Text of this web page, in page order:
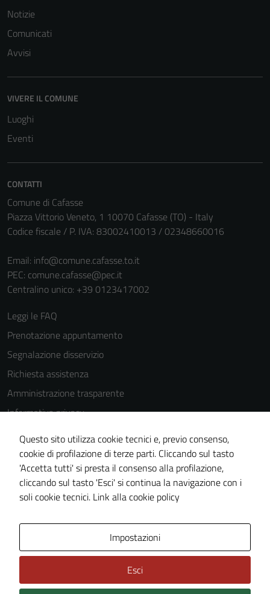
Notizie
Comunicati
Avvisi
VIVERE IL COMUNE
Luoghi
Eventi
CONTATTI
Comune di Cafasse
Piazza Vittorio Veneto, 1 10070 Cafasse (TO) - Italy
Codice fiscale / P. IVA: 83002410013 / 02348660016
Email: info@comune.cafasse.to.it
PEC: comune.cafasse@pec.it
Centralino unico: +39 0123417002
Leggi le FAQ
Prenotazione appuntamento
Segnalazione disservizio
Richiesta assistenza
Amministrazione trasparente
Informativa privacy
Cookie Policy
Note legali
Dichiarazione di accessibilità
Piano di miglioramento del sito
Questo sito utilizza cookie tecnici e, previo consenso,
cookie di profilazione di terze parti. Cliccando sul tasto
'Accetta tutti' si presta il consenso alla profilazione,
cliccando sul tasto 'Esci' si continua la navigazione con i
soli cookie tecnici. Link alla cookie policy
Impostazioni
Esci
Questi cookie
non raccolgono